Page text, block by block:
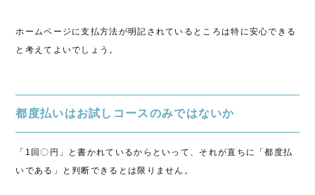
ホームページに支払方法が明記されているところは特に安心できる
と考えてよいでしょう。
都度払いはお試しコースのみではないか
「1回〇円」と書かれているからといって、それが直ちに「都度払
いである」と判断できるとは限りません。